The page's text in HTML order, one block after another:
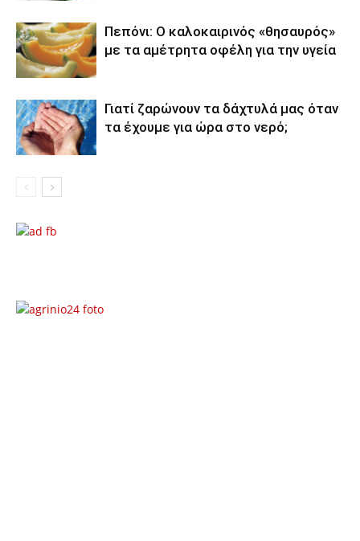
Πεπόνι: Ο καλοκαιρινός «θησαυρός»
με τα αμέτρητα οφέλη για την υγεία
Γιατί ζαρώνουν τα δάχτυλά μας όταν
τα έχουμε για ώρα στο νερό;